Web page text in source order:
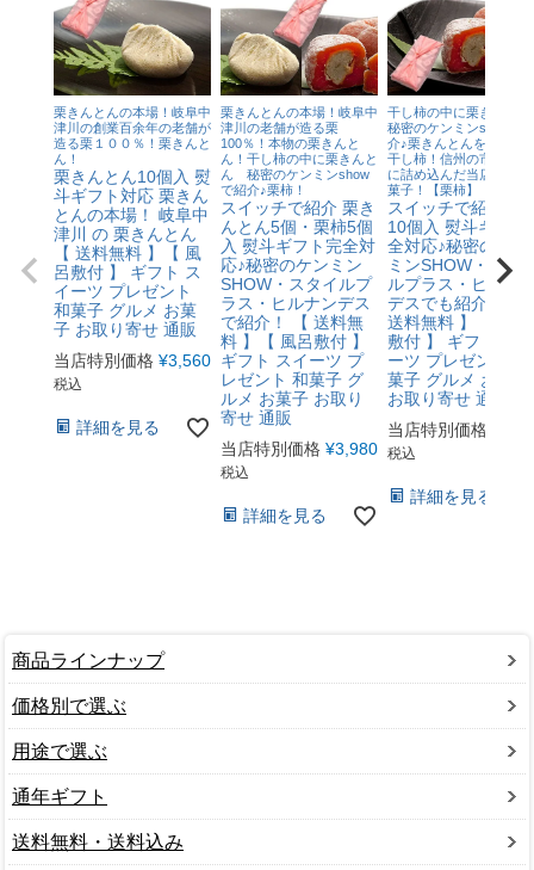
栗きんとんの本場！岐阜中
津川の創業百余年の老舗が
造る栗１００％！栗きんと
ん！
栗きんとん10個入 熨
斗ギフト対応 栗きん
とんの本場！ 岐阜中
津川 の 栗きんとん
【 送料無料 】【 風
呂敷付 】 ギフト ス
イーツ プレゼント
和菓子 グルメ お菓
子 お取り寄せ 通販
当店特別価格 ¥3,560
税込
詳細を見る
栗きんとんの本場！岐阜中
津川の老舗が造る栗
100％！本物の栗きんと
ん！干し柿の中に栗きんと
ん 秘密のケンミンshow
で紹介♪栗柿！
スイッチで紹介 栗き
んとん5個・栗柿5個
入 熨斗ギフト完全対
応♪秘密のケンミン
SHOW・スタイルプ
ラス・ヒルナンデス
で紹介！ 【 送料無
料 】【 風呂敷付 】
ギフト スイーツ プ
レゼント 和菓子 グ
ルメ お菓子 お取り
寄せ 通販
当店特別価格 ¥3,980
税込
詳細を見る
干し柿の中に栗きんと
秘密のケンミンshowで
介♪栗きんとんを最高級
干し柿！信州の市田柿の
に詰め込んだ当店最高級
菓子！【栗柿】
スイッチで紹介 栗
10個入 熨斗ギフト
全対応♪秘密のケン
ミンSHOW・スタ
ルプラス・ヒルナ
デスでも紹介！ 【
送料無料 】【 風呂
敷付 】 ギフト スイ
ーツ プレゼント 和
菓子 グルメ お菓子
お取り寄せ 通販
当店特別価格
税込
詳細を見る
商品ラインナップ
価格別で選ぶ
用途で選ぶ
通年ギフト
送料無料・送料込み